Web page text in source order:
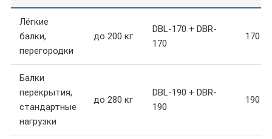
Лёгкие
балки,
перегородки
до 200 кг
DBL-170 + DBR-
170
170
Балки
перекрытия,
стандартные
нагрузки
до 280 кг
DBL-190 + DBR-
190
190